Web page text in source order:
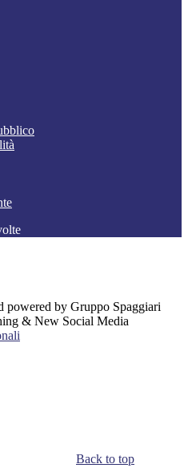
powered by Gruppo Spaggiari
& New Social Media
Back to top